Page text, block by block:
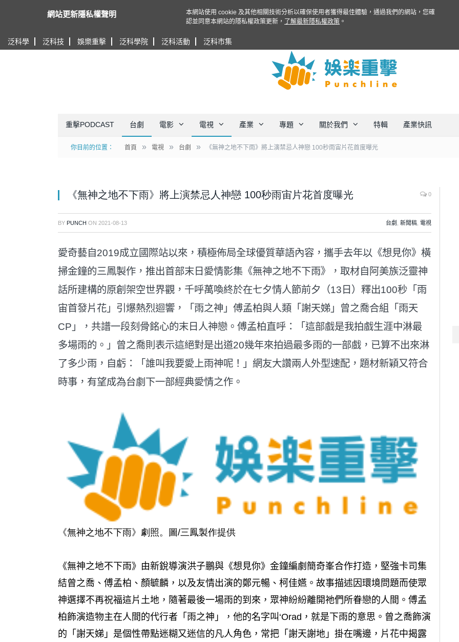
泛科學 泛科技 娛樂重擊 泛科學院 泛科活動 泛科市集
重擊PODCAST 台劇 電影 電視 產業 專題 關於我們 特輯 產業快訊
你目前的位置： 首頁 » 電視 » 台劇 » 《無神之地不下雨》將上演禁忌人神戀 100秒雨宙片花首度曝光
《無神之地不下雨》將上演禁忌人神戀 100秒雨宙片花首度曝光 0
BY PUNCH ON 2021-08-13 台劇 新聞稿, 電視
愛奇藝自2019成立國際站以來，積極佈局全球優質華語內容，攜手去年以《想見你》橫
掃金鐘的三鳳製作，推出首部末日愛情影集《無神之地不下雨》，取材自阿美族泛靈神
話所建構的原創架空世界觀，千呼萬喚終於在七夕情人節前夕（13日）釋出100秒「雨
宙首發片花」引爆熱烈迴響，「雨之神」傅孟柏與人類「謝天娣」曾之喬合組「雨天
CP」，共譜一段刻骨銘心的末日人神戀。傅孟柏直呼：「這部戲是我拍戲生涯中淋最
多場雨的。」曾之喬則表示這絕對是出道20幾年來拍過最多雨的一部戲，已算不出來淋
了多少雨，自虧：「誰叫我要愛上雨神呢！」網友大讚兩人外型速配，題材新穎又符合
時事，有望成為台劇下一部經典愛情之作。
《無神之地不下雨》劇照。圖/三鳳製作提供
《無神之地不下雨》由新銳導演洪子鵬與《想見你》金鐘編劇簡奇峯合作打造，堅強卡司集
結曾之喬、傅孟柏、顏毓麟，以及友情出演的鄭元暢、柯佳嬿。故事描述因環境問題而使眾
神選擇不再祝福這片土地，隨著最後一場雨的到來，眾神紛紛離開祂們所眷戀的人間。傅孟
柏飾演造物主在人間的代行者「雨之神」，他的名字叫‘Orad，就是下雨的意思。曾之喬飾演
的「謝天娣」是個性帶點迷糊又迷信的凡人角色，常把「謝天謝地」掛在嘴邊，片花中揭露
網站更新隱私權聲明
本網站使用 cookie 及其他相關技術分析以確保使用者獲得最佳體驗，通過我們的網站，您確
認並同意本網站的隱私權政策更新，
了解最新隱私權政策 。